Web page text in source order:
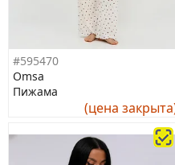
#595470
Omsa
Пижама
(цена